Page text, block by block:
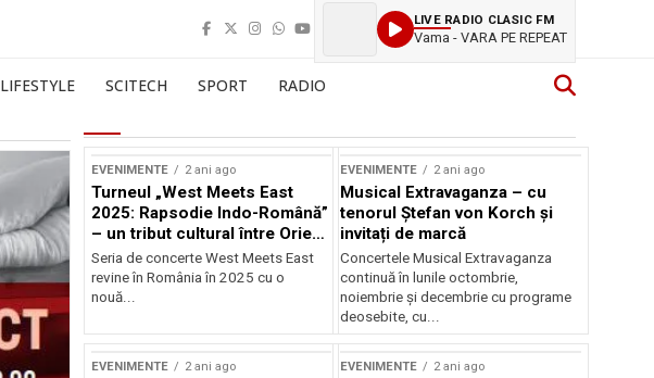
LIVE RADIO CLASIC FM
Vama - VARA PE REPEAT
LIFESTYLE SCITECH SPORT RADIO
EVENIMENTE 2 ani ago
Turneul „West Meets East
2025: Rapsodie Indo-Română”
– un tribut cultural între Orient
și Occident
Seria de concerte West Meets East
revine în România în 2025 cu o
nouă...
EVENIMENTE 2 ani ago
Musical Extravaganza – cu
tenorul Ștefan von Korch și
invitați de marcă
Concertele Musical Extravaganza
continuă în lunile octombrie,
noiembrie şi decembrie cu programe
deosebite, cu...
EVENIMENTE 2 ani ago EVENIMENTE 2 ani ago